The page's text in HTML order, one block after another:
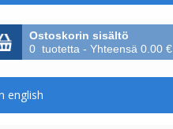
Ostoskorin sisältö
0 tuotetta - Yhteensä 0.00 €